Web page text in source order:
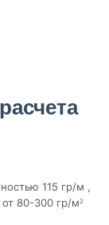
115 гр/м ,
80-300 гр/м2